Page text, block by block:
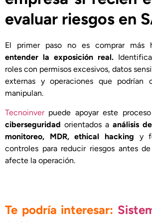
evaluar riesgos en
El primer paso no es comprar más
entender la exposición real.
roles con permisos excesivos, datos
externas y operaciones que podrían
manipulan.
Tecnoinverpuede apoyar este
ciberseguridad orientados a análisis
monitoreo, MDR, ethical hacking y
controles para reducir riesgos antes
afecte la operación.
Te podría interesar: